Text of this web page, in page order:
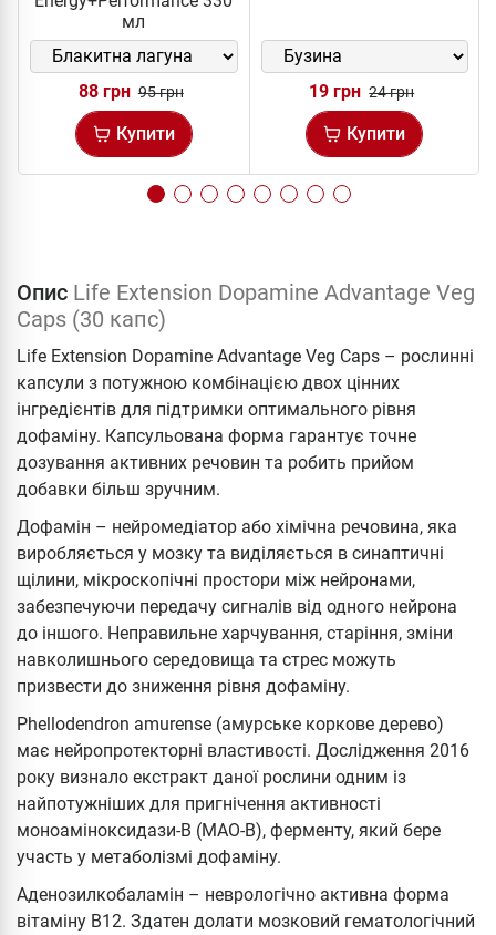
мл
88 грн 95 грн
Купити
19 грн 24 грн
Купити
Опис Life Extension Dopamine Advantage Veg
Caps (30 капс)
Life Extension Dopamine Advantage Veg Caps – рослинні
капсули з потужною комбінацією двох цінних
інгредієнтів для підтримки оптимального рівня
дофаміну. Капсульована форма гарантує точне
дозування активних речовин та робить прийом
добавки більш зручним.
Дофамін – нейромедіатор або хімічна речовина, яка
виробляється у мозку та виділяється в синаптичні
щілини, мікроскопічні простори між нейронами,
забезпечуючи передачу сигналів від одного нейрона
до іншого. Неправильне харчування, старіння, зміни
навколишнього середовища та стрес можуть
призвести до зниження рівня дофаміну.
Phellodendron amurense (амурське коркове дерево)
має нейропротекторні властивості. Дослідження 2016
року визнало екстракт даної рослини одним із
найпотужніших для пригнічення активності
моноаміноксидази-В (МАО-В), ферменту, який бере
участь у метаболізмі дофаміну.
Аденозилкобаламін – неврологічно активна форма
вітаміну B12. Здатен долати мозковий гематологічний